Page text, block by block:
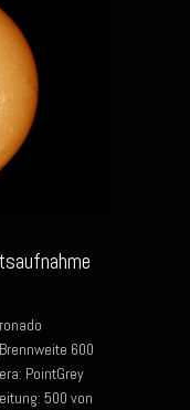
600
PointGrey
500 von